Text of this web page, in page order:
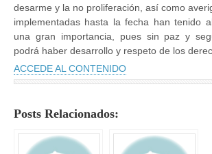
desarme y la no proliferación, así como
implementadas hasta la fecha han tenido
una gran importancia, pues sin paz y
podrá haber desarrollo y respeto de los
ACCEDE AL CONTENIDO
Posts Relacionados: